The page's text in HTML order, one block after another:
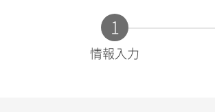
1
現
情報入力